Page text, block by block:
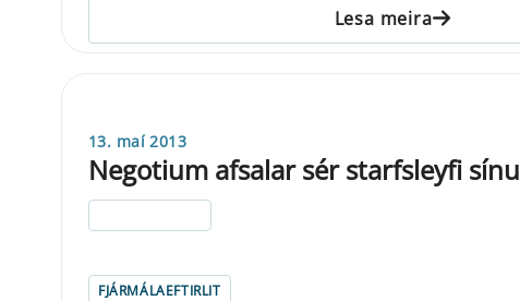
Lesa meira
13. maí 2013
Negotium afsalar sér starfsleyfi sínu
FJÁRMÁLAEFTIRLIT